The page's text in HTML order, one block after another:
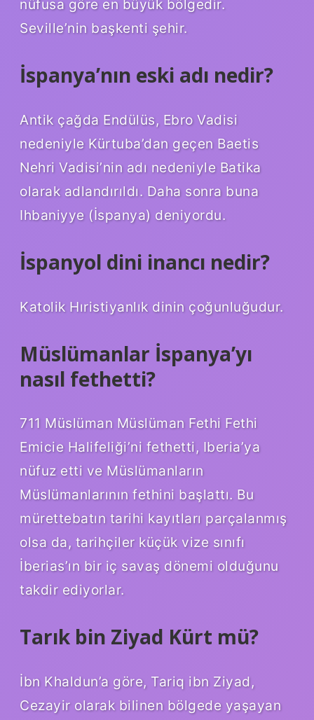
nüfusa göre en büyük bölgedir.
Seville’nin başkenti şehir.
İspanya’nın eski adı nedir?
Antik çağda Endülüs, Ebro Vadisi
nedeniyle Kürtuba’dan geçen Baetis
Nehri Vadisi’nin adı nedeniyle Batika
olarak adlandırıldı. Daha sonra buna
Ihbaniyye (İspanya) deniyordu.
İspanyol dini inancı nedir?
Katolik Hıristiyanlık dinin çoğunluğudur.
Müslümanlar İspanya’yı
nasıl fethetti?
711 Müslüman Müslüman Fethi Fethi
Emicie Halifeliği’ni fethetti, Iberia’ya
nüfuz etti ve Müslümanların
Müslümanlarının fethini başlattı. Bu
mürettebatın tarihi kayıtları parçalanmış
olsa da, tarihçiler küçük vize sınıfı
İberias’ın bir iç savaş dönemi olduğunu
takdir ediyorlar.
Tarık bin Ziyad Kürt mü?
İbn Khaldun’a göre, Tariq ibn Ziyad,
Cezayir olarak bilinen bölgede yaşayan